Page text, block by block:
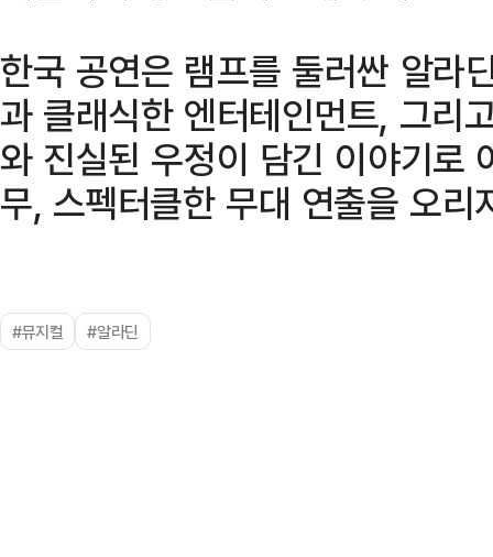
한국 공연은 램프를 둘러싼 알라
과 클래식한 엔터테인먼트, 그리
와 진실된 우정이 담긴 이야기로
무, 스펙터클한 무대 연출을 오리
#뮤지컬 #알라딘